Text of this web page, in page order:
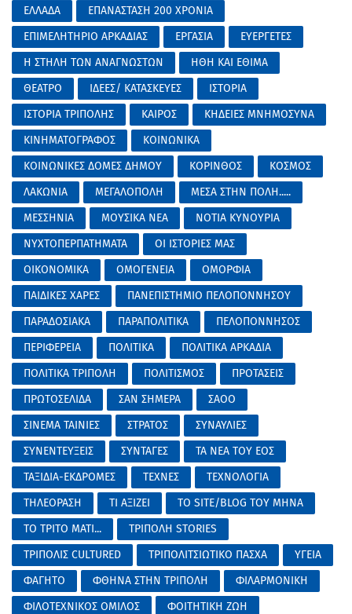
ΕΛΛΑΔΑ
ΕΠΑΝΑΣΤΑΣΗ 200 ΧΡΟΝΙΑ
ΕΠΙΜΕΛΗΤΗΡΙΟ ΑΡΚΑΔΙΑΣ
ΕΡΓΑΣΙΑ
ΕΥΕΡΓΕΤΕΣ
Η ΣΤΗΛΗ ΤΩΝ ΑΝΑΓΝΩΣΤΩΝ
ΗΘΗ ΚΑΙ ΕΘΙΜΑ
ΘΕΑΤΡΟ
ΙΔΕΕΣ/ ΚΑΤΑΣΚΕΥΕΣ
ΙΣΤΟΡΙΑ
ΙΣΤΟΡΙΑ ΤΡΙΠΟΛΗΣ
ΚΑΙΡΟΣ
ΚΗΔΕΙΕΣ ΜΝΗΜΟΣΥΝΑ
ΚΙΝΗΜΑΤΟΓΡΑΦΟΣ
ΚΟΙΝΩΝΙΚΑ
ΚΟΙΝΩΝΙΚΕΣ ΔΟΜΕΣ ΔΗΜΟΥ
ΚΟΡΙΝΘΟΣ
ΚΟΣΜΟΣ
ΛΑΚΩΝΙΑ
ΜΕΓΑΛΟΠΟΛΗ
ΜΕΣΑ ΣΤΗΝ ΠΟΛΗ.....
ΜΕΣΣΗΝΙΑ
ΜΟΥΣΙΚΑ ΝΕΑ
ΝΟΤΙΑ ΚΥΝΟΥΡΙΑ
ΝΥΧΤΟΠΕΡΠΑΤΗΜΑΤΑ
ΟΙ ΙΣΤΟΡΙΕΣ ΜΑΣ
ΟΙΚΟΝΟΜΙΚΑ
ΟΜΟΓΕΝΕΙΑ
ΟΜΟΡΦΙΑ
ΠΑΙΔΙΚΕΣ ΧΑΡΕΣ
ΠΑΝΕΠΙΣΤΗΜΙΟ ΠΕΛΟΠΟΝΝΗΣΟΥ
ΠΑΡΑΔΟΣΙΑΚΑ
ΠΑΡΑΠΟΛΙΤΙΚΑ
ΠΕΛΟΠΟΝΝΗΣΟΣ
ΠΕΡΙΦΕΡΕΙΑ
ΠΟΛΙΤΙΚΑ
ΠΟΛΙΤΙΚΑ ΑΡΚΑΔΙΑ
ΠΟΛΙΤΙΚΑ ΤΡΙΠΟΛΗ
ΠΟΛΙΤΙΣΜΟΣ
ΠΡΟΤΑΣΕΙΣ
ΠΡΩΤΟΣΕΛΙΔΑ
ΣΑΝ ΣΗΜΕΡΑ
ΣΑΟΟ
ΣΙΝΕΜΑ ΤΑΙΝΙΕΣ
ΣΤΡΑΤΟΣ
ΣΥΝΑΥΛΙΕΣ
ΣΥΝΕΝΤΕΥΞΕΙΣ
ΣΥΝΤΑΓΕΣ
ΤΑ ΝΕΑ ΤΟΥ ΕΟΣ
ΤΑΞΙΔΙΑ-ΕΚΔΡΟΜΕΣ
ΤΕΧΝΕΣ
ΤΕΧΝΟΛΟΓΙΑ
ΤΗΛΕΟΡΑΣΗ
ΤΙ ΑΞΙΖΕΙ
ΤΟ SITE/BLOG ΤΟΥ ΜΗΝΑ
ΤΟ ΤΡΙΤΟ ΜΑΤΙ...
ΤΡΙΠΟΛΗ STORIES
ΤΡΙΠΟΛΙΣ CULTURED
ΤΡΙΠΟΛΙΤΣΙΩΤΙΚΟ ΠΑΣΧΑ
ΥΓΕΙΑ
ΦΑΓΗΤΟ
ΦΘΗΝΑ ΣΤΗΝ ΤΡΙΠΟΛΗ
ΦΙΛΑΡΜΟΝΙΚΗ
ΦΙΛΟΤΕΧΝΙΚΟΣ ΟΜΙΛΟΣ
ΦΟΙΤΗΤΙΚΗ ΖΩΗ